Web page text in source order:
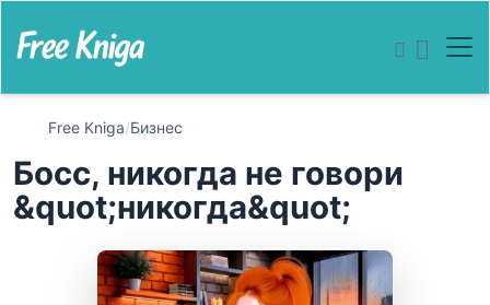
Free Kniga/Бизнес
Босс, никогда не говори
&quot;никогда&quot;